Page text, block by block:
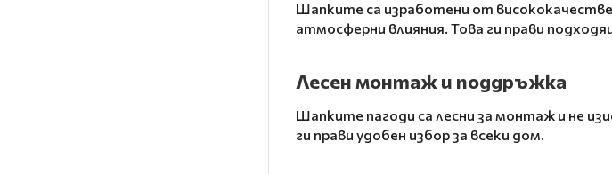
Шапките са изработени от
атмосферни влияния. Това ги прави
Лесен монтаж и поддръжка
Шапките пагоди са лесни за монтаж и не
ги прави удобен избор за всеки дом.